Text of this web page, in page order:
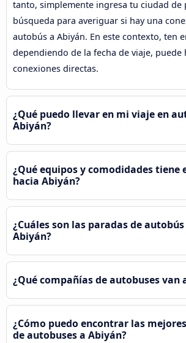
tanto, simplemente ingresa tu ciudad de
búsqueda para averiguar si hay una
autobús a Abiyán. En este contexto, ten
dependiendo de la fecha de viaje, puede
conexiones directas.
¿Qué puedo llevar en mi viaje en
Abiyán?
¿Qué equipos y comodidades tiene
hacia Abiyán?
¿Cuáles son las paradas de
Abiyán?
¿Qué compañías de autobuses van
¿Cómo puedo encontrar las
de autobuses a Abiyán?